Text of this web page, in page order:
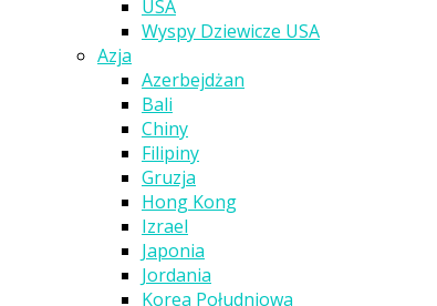
USA
Wyspy Dziewicze USA
Azja
Azerbejdżan
Bali
Chiny
Filipiny
Gruzja
Hong Kong
Izrael
Japonia
Jordania
Korea Południowa